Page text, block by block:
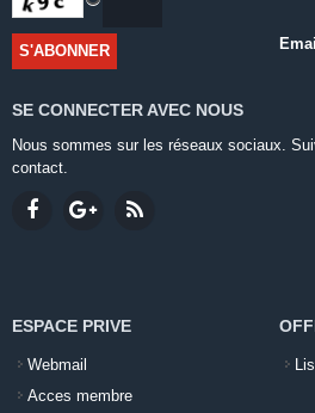
SE CONNECTER AVEC NOUS
Nous sommes sur les réseaux sociaux.
contact.
ESPACE PRIVE
Webmail
Acces membre